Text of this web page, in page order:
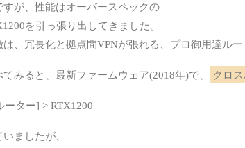
すが、性能はオーバースペックの
を引っ張り出してきました。
は、冗長化と拠点間VPNが張れる、プロ御用達ルー
みると、最新ファームウェア(2018年)で、 クロ
ーター] > RTX1200
ましたが、